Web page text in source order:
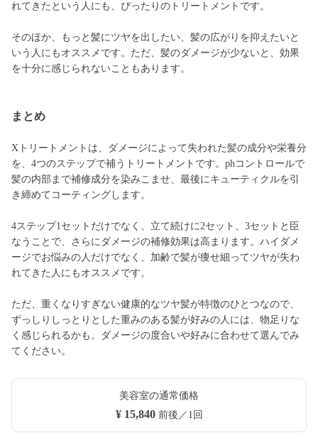
れてきたという人にも、ぴったりのトリートメントです。
そのほか、もっと髪にツヤを出したい、髪の広がりを抑えたいと
いう人にもオススメです。ただ、髪のダメージが少ないと、効果
を十分に感じられないこともあります。
まとめ
Xトリートメントは、ダメージによって失われた髪の成分や栄養分
を、4つのステップで補うトリートメントです。phコントロールで
髪の内部まで補修成分を染みこませ、最後にキューティクルを引
き締めてコーティングします。
4ステップ1セットだけでなく、立て続けに2セット、3セットと臣
なうことで、さらにダメージの補修効果は高まります。ハイダメ
ージでお悩みの人だけでなく、加齢で髪が痩せ細ってツヤが失わ
れてきた人にもオススメです。
ただ、重くなりすぎない健康的なツヤ髪が特徴のひとつなので、
ずっしりしっとりとした重みのある髪が好みの人には、物足りな
く感じられるかも。ダメージの度合いや好みに合わせて選んでみ
てください。
美容室の通常価格
¥ 15,840前後／1回